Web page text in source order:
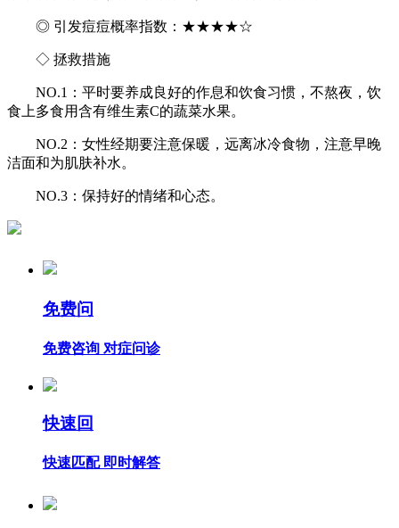
◎ 引发痘痘概率指数：★★★★☆
◇ 拯救措施
NO.1：平时要养成良好的作息和饮食习惯，不熬夜，饮
食上多食用含有维生素C的蔬菜水果。
NO.2：女性经期要注意保暖，远离冰冷食物，注意早晚
洁面和为肌肤补水。
NO.3：保持好的情绪和心态。
免费问
免费咨询 对症问诊
快速回
快速匹配 即时解答